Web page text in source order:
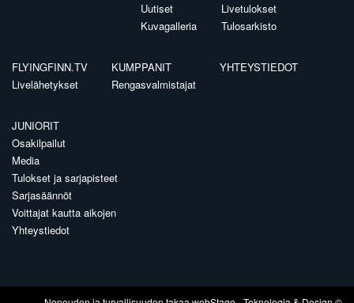
Uutiset
Kuvagalleria
Livetulokset
Tulosarkisto
FLYINGFINN.TV
Livelähetykset
KUMPPANIT
Rengasvalmistajat
YHTEYSTIEDOT
JUNIORIT
Osakilpailut
Media
Tulokset ja sarjapisteet
Sarjasäännöt
Voittajat kautta aikojen
Yhteystiedot